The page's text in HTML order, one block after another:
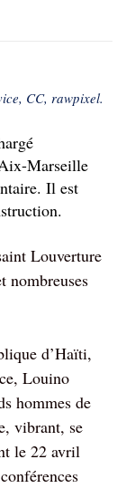
CC, rawpixel.
Marseille
Il est
Louverture
nombreuses
d’Haïti,
Louino
hommes de
vibrant, se
le 22 avril